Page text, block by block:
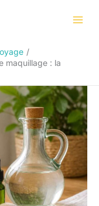
maquillage : la